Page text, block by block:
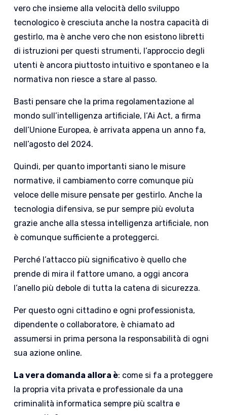
vero che insieme alla velocità dello sviluppo
tecnologico è cresciuta anche la nostra capacità di
gestirlo, ma è anche vero che non esistono libretti
di istruzioni per questi strumenti, l’approccio degli
utenti è ancora piuttosto intuitivo e spontaneo e la
normativa non riesce a stare al passo.
Basti pensare che la prima regolamentazione al
mondo sull’intelligenza artificiale, l’Ai Act, a firma
dell’Unione Europea, è arrivata appena un anno fa,
nell’agosto del 2024.
Quindi, per quanto importanti siano le misure
normative, il cambiamento corre comunque più
veloce delle misure pensate per gestirlo. Anche la
tecnologia difensiva, se pur sempre più evoluta
grazie anche alla stessa intelligenza artificiale, non
è comunque sufficiente a proteggerci.
Perché l’attacco più significativo è quello che
prende di mira il fattore umano, a oggi ancora
l’anello più debole di tutta la catena di sicurezza.
Per questo ogni cittadino e ogni professionista,
dipendente o collaboratore, è chiamato ad
assumersi in prima persona la responsabilità di ogni
sua azione online.
La vera domanda allora è: come si fa a proteggere
la propria vita privata e professionale da una
criminalità informatica sempre più scaltra e